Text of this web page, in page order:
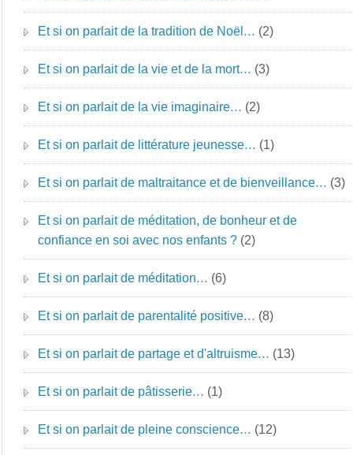
Et si on parlait de la tradition de Noël… (2)
Et si on parlait de la vie et de la mort… (3)
Et si on parlait de la vie imaginaire… (2)
Et si on parlait de littérature jeunesse… (1)
Et si on parlait de maltraitance et de bienveillance… (3)
Et si on parlait de méditation, de bonheur et de
confiance en soi avec nos enfants ? (2)
Et si on parlait de méditation… (6)
Et si on parlait de parentalité positive… (8)
Et si on parlait de partage et d'altruisme… (13)
Et si on parlait de pâtisserie… (1)
Et si on parlait de pleine conscience… (12)